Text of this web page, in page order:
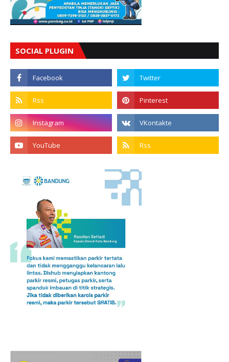
SOCIAL PLUGIN